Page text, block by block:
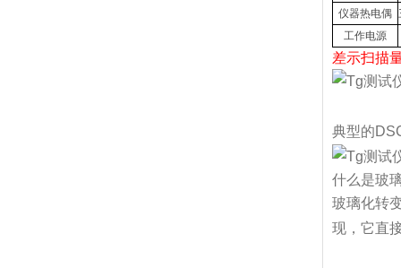
仪器热电偶
工作电源
差示扫描
典型的
什么是玻
玻璃化转
现，它直